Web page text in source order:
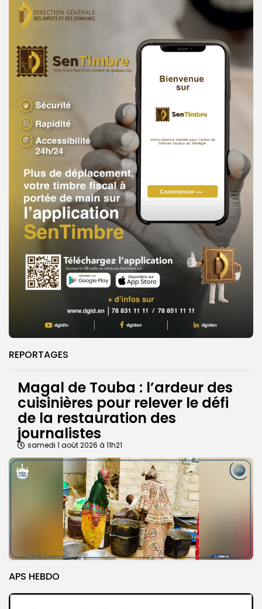
REPORTAGES
Magal de Touba : l’ardeur des
cuisinières pour relever le défi
de la restauration des
journalistes
samedi 1 août 2026 à 11h21
APS HEBDO